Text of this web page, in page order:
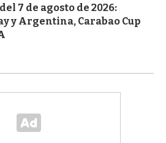
7 de agosto de 2026:
y Argentina, Carabao Cup